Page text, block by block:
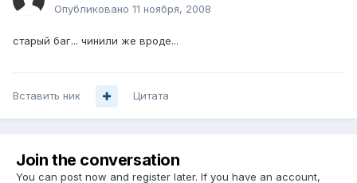
Опубликовано 11 ноября, 2008
старый баг... чинили же вроде...
Вставить ник Цитата
Join the conversation
You can post now and register later. If you have an account,